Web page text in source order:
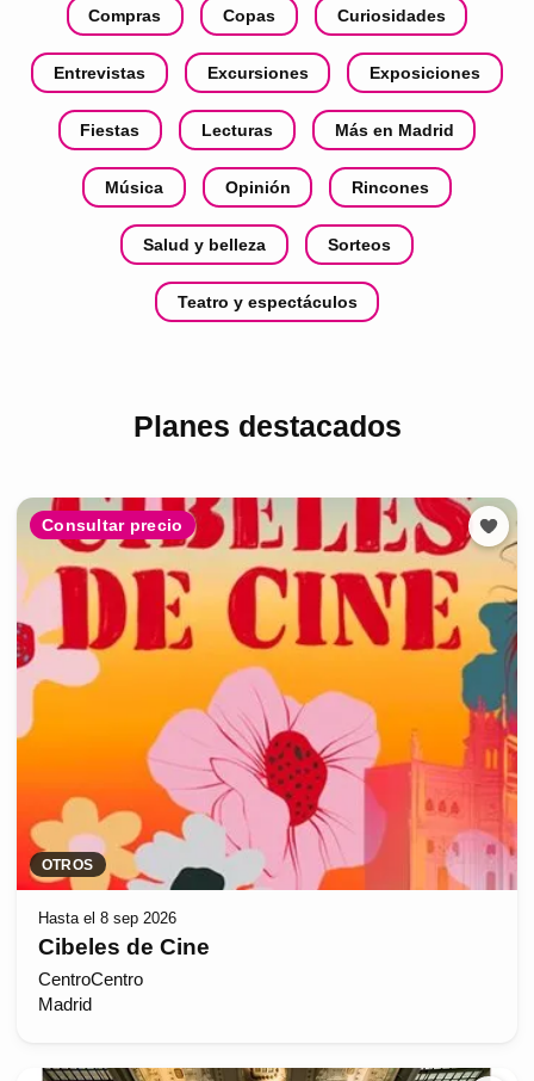
Compras Copas Curiosidades
Entrevistas Excursiones Exposiciones
Fiestas Lecturas Más en Madrid
Música Opinión Rincones
Salud y belleza Sorteos
Teatro y espectáculos
Planes destacados
Consultar precio
OTROS
Hasta el 8 sep 2026
Cibeles de Cine
CentroCentro
Madrid